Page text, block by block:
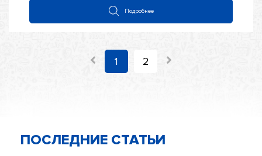
Подробнее
1 2
ПОСЛЕДНИЕ СТАТЬИ